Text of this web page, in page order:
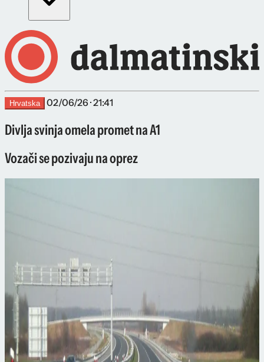
Hrvatska 02/06/26 · 21:41
Divlja svinja omela promet na A1
Vozači se pozivaju na oprez